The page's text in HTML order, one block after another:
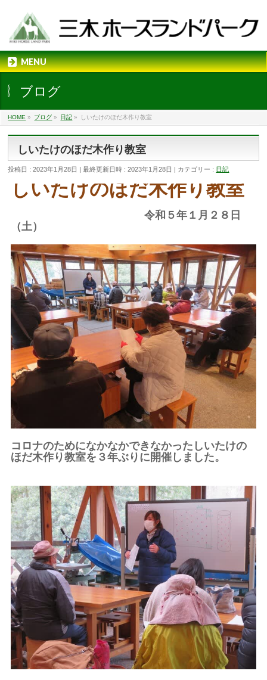
MENU
ブログ
HOME » ブログ » 日記 » しいたけのほだ木作り教室
しいたけのほだ木作り教室
投稿日 : 2023年1月28日 最終更新日時 : 2023年1月28日 カテゴリー : 日記
しいたけのほだ木作り教室
令和５年１月２８日
（土）
コロナのためになかなかできなかったしいたけの
ほだ木作り教室を３年ぶりに開催しました。